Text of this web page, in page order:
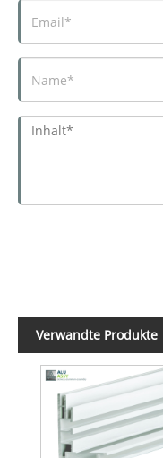
Verwandte Produkte